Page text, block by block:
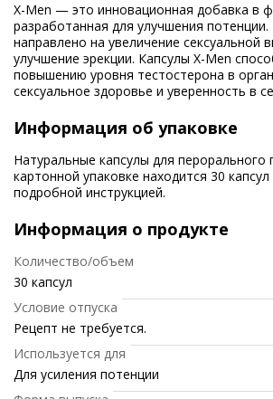
X-Men — это инновационная добавка в
разработанная для улучшения потенции.
направлено на увеличение сексуальной
улучшение эрекции. Капсулы X-Men
повышению уровня тестостерона в
сексуальное здоровье и уверенность в
Информация об упаковке
Натуральные капсулы для перорального
картонной упаковке находится 30
подробной инструкцией.
Информация о продукте
Количество/объем
30 капсул
Условие отпуска
Рецепт не требуется.
Используется для
Для усиления потенции